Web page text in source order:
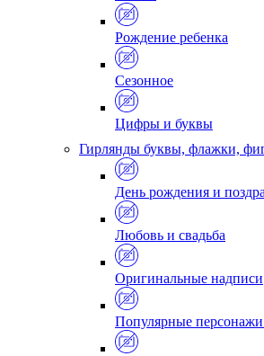
Рождение ребенка
Сезонное
Цифры и буквы
Гирлянды буквы, флажки,
День рождения и
Любовь и свадьба
Оригинальные надписи
Популярные